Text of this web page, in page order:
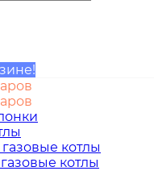
котлы
котлы